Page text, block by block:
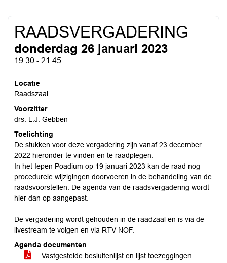
RAADSVERGADERING
donderdag 26 januari 2023
19:30 - 21:45
Locatie
Raadszaal
Voorzitter
drs. L.J. Gebben
Toelichting
De stukken voor deze vergadering zijn vanaf 23 december
2022 hieronder te vinden en te raadplegen.
In het Iepen Poadium op 19 januari 2023 kan de raad nog
procedurele wijzigingen doorvoeren in de behandeling van de
raadsvoorstellen. De agenda van de raadsvergadering wordt
hier dan op aangepast.
De vergadering wordt gehouden in de raadzaal en is via de
livestream te volgen en via RTV NOF.
Agenda documenten
Vastgestelde besluitenlijst en lijst toezeggingen